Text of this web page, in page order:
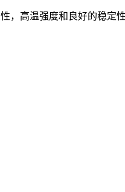
，高温强度和良好的稳